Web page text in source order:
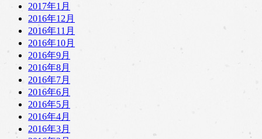
2017年1月
2016年12月
2016年11月
2016年10月
2016年9月
2016年8月
2016年7月
2016年6月
2016年5月
2016年4月
2016年3月